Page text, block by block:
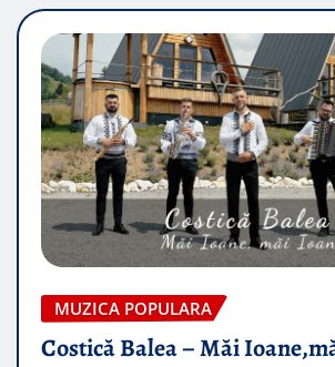
MUZICA POPULARA
Costică Balea – Măi